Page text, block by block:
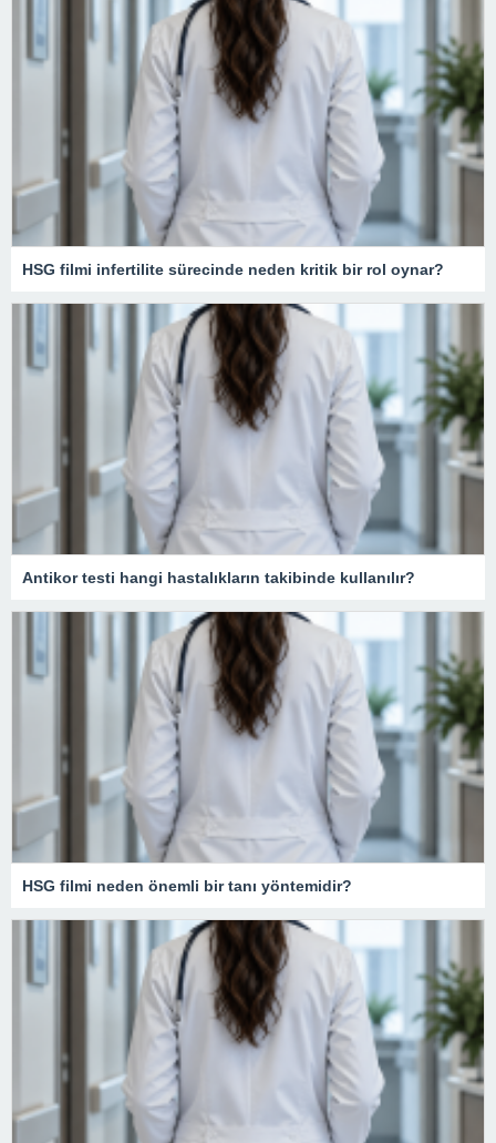
HSG filmi infertilite sürecinde neden kritik bir rol oynar?
Antikor testi hangi hastalıkların takibinde kullanılır?
HSG filmi neden önemli bir tanı yöntemidir?